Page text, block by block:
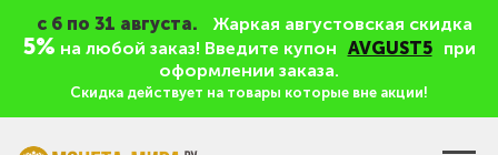
c 6 по 31 августа. Жаркая августовская скидка
5% на любой заказ! Введите купон AVGUST5
при
оформлении заказа.
Скидка действует на товары которые вне акции!